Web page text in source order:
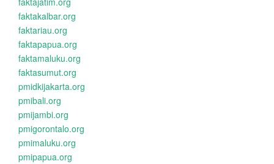
faktakalbar.org
faktariau.org
faktapapua.org
faktamaluku.org
faktasumut.org
pmidkijakarta.org
pmibali.org
pmijambi.org
pmigorontalo.org
pmimaluku.org
pmipapua.org